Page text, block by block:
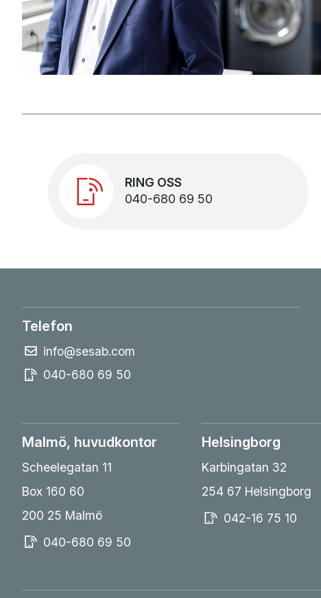
RING OSS
040-680 69 50
Telefon
info@sesab.com
040-680 69 50
Malmö, huvudkontor
Scheelegatan 11
Box 160 60
200 25 Malmö
040-680 69 50
Helsingborg
Karbingatan 32
254 67 Helsingborg
042-16 75 10